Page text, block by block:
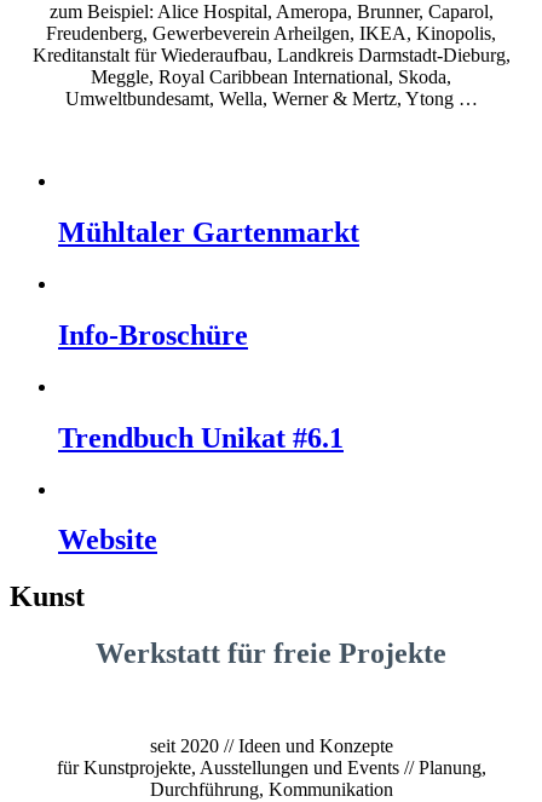
zum Beispiel: Alice Hospital, Ameropa, Brunner, Caparol,
Freudenberg, Gewerbeverein Arheilgen, IKEA, Kinopolis,
Kreditanstalt für Wiederaufbau, Landkreis Darmstadt-Dieburg,
Meggle, Royal Caribbean International, Skoda,
Umweltbundesamt, Wella, Werner & Mertz, Ytong …
Mühltaler Gartenmarkt
Info-Broschüre
Trendbuch Unikat #6.1
Website
Kunst
Werkstatt für freie Projekte
seit 2020 // Ideen und Konzepte
für Kunstprojekte, Ausstellungen und Events // Planung,
Durchführung, Kommunikation